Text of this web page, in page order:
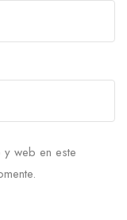
web en este